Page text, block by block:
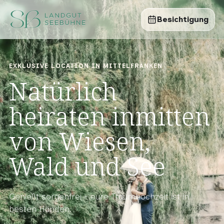
Besichtigung
EXKLUSIVE LOCATION IN MITTELFRANKEN
Natürlich
heiraten inmitten
von Wiesen,
Wald und See
Genießt sorgenfrei - eure Traumhochzeit ist in
besten Händen.